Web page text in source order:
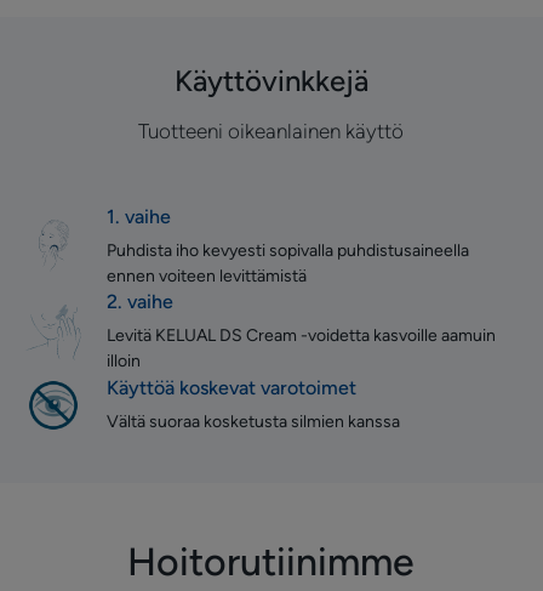
Käyttövinkkejä
Tuotteeni oikeanlainen käyttö
1. vaihe
Puhdista iho kevyesti sopivalla puhdistusaineella
ennen voiteen levittämistä
2. vaihe
Levitä KELUAL DS Cream -voidetta kasvoille aamuin
illoin
Käyttöä koskevat varotoimet
Vältä suoraa kosketusta silmien kanssa
Hoitorutiinimme